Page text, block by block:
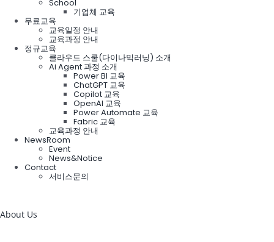
School
기업체 교육
무료교육
교육일정 안내
교육과정 안내
정규교육
클라우드 스쿨(다이나믹러닝) 소개
Ai Agent 과정 소개
Power BI 교육
ChatGPT 교육
Copilot 교육
OpenAI 교육
Power Automate 교육
Fabric 교육
교육과정 안내
NewsRoom
Event
News&Notice
Contact
서비스문의
About Us